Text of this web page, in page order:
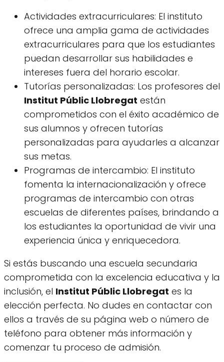
Actividades extracurriculares: El instituto
ofrece una amplia gama de actividades
extracurriculares para que los estudiantes
puedan desarrollar sus habilidades e
intereses fuera del horario escolar.
Tutorías personalizadas: Los profesores del
Institut Públic Llobregat están
comprometidos con el éxito académico de
sus alumnos y ofrecen tutorías
personalizadas para ayudarles a alcanzar
sus metas.
Programas de intercambio: El instituto
fomenta la internacionalización y ofrece
programas de intercambio con otras
escuelas de diferentes países, brindando a
los estudiantes la oportunidad de vivir una
experiencia única y enriquecedora.
Si estás buscando una escuela secundaria
comprometida con la excelencia educativa y la
inclusión, el Institut Públic Llobregat es la
elección perfecta. No dudes en contactar con
ellos a través de su página web o número de
teléfono para obtener más información y
comenzar tu proceso de admisión.